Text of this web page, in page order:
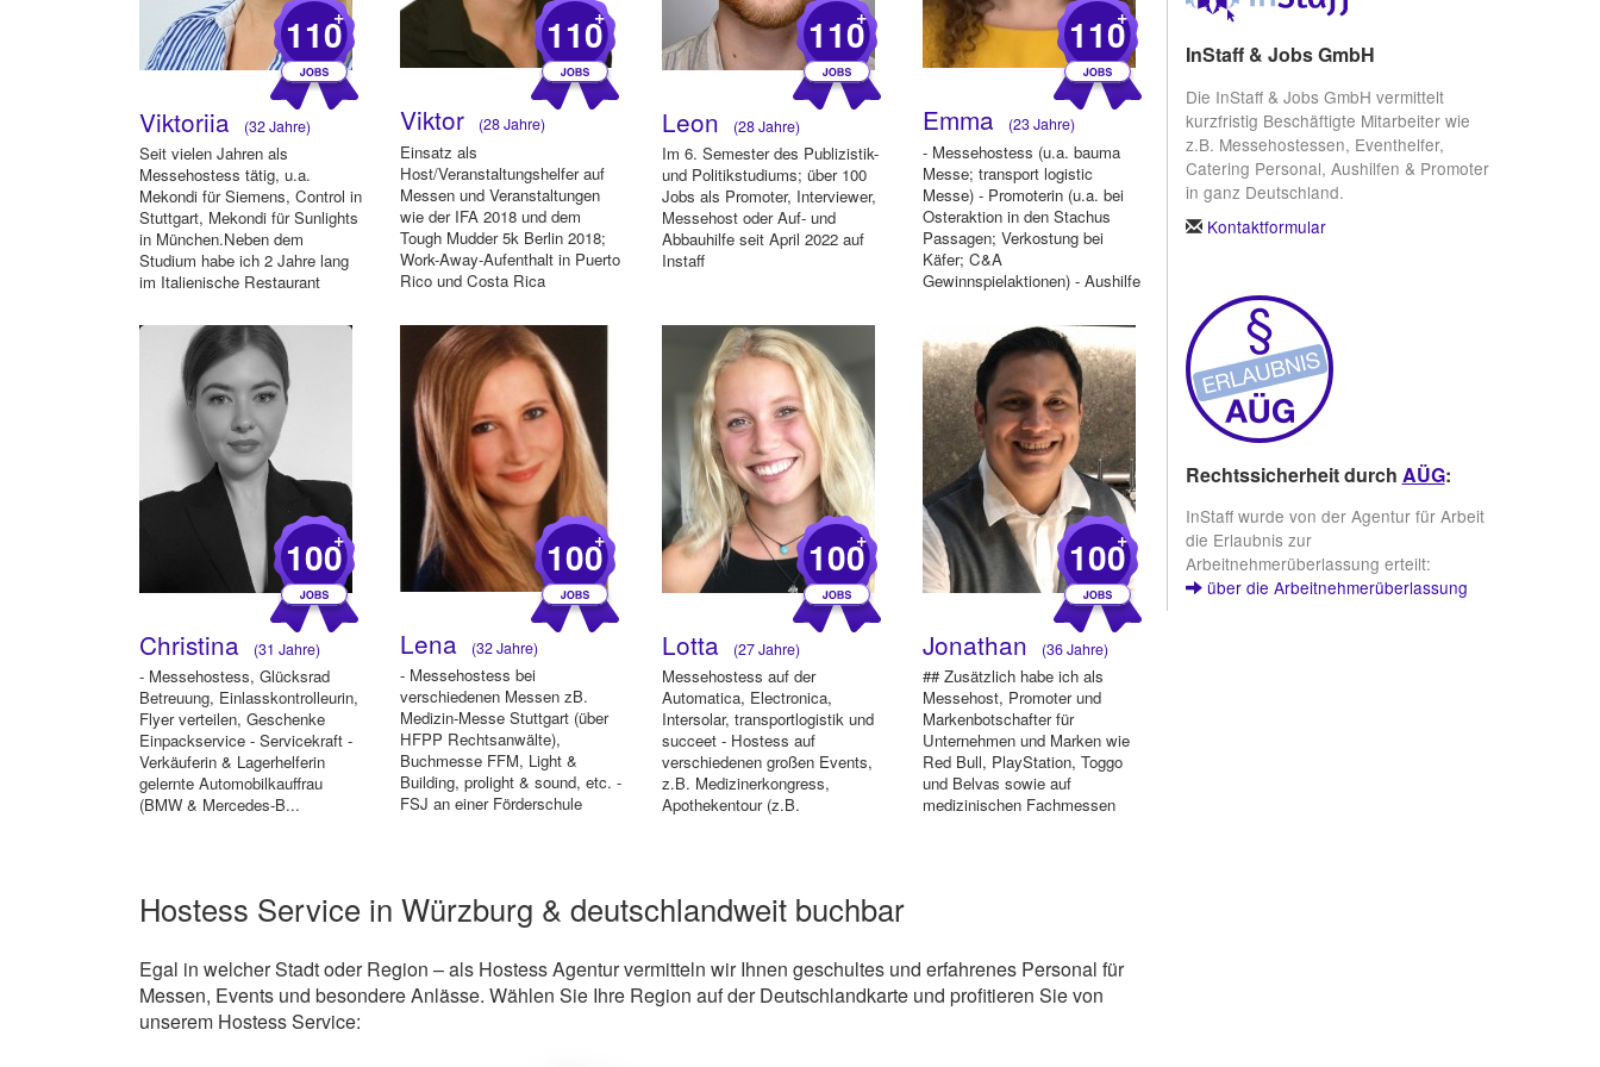
110
+
Viktoriia (32 Jahre)
Seit vielen Jahren als
Messehostess tätig, u.a.
Mekondi für Siemens, Control in
Stuttgart, Mekondi für Sunlights
in München.Neben dem
Studium habe ich 2 Jahre lang
im Italienische Restaurant
110
+
Viktor (28 Jahre)
Einsatz als
Host/Veranstaltungshelfer auf
Messen und Veranstaltungen
wie der IFA 2018 und dem
Tough Mudder 5k Berlin 2018;
Work-Away-Aufenthalt in Puerto
Rico und Costa Rica
110
+
Leon (28 Jahre)
Im 6. Semester des Publizistik-
und Politikstudiums; über 100
Jobs als Promoter, Interviewer,
Messehost oder Auf- und
Abbauhilfe seit April 2022 auf
Instaff
110
+
Emma (23 Jahre)
- Messehostess (u.a. bauma
Messe; transport logistic
Messe) - Promoterin (u.a. bei
Osteraktion in den Stachus
Passagen; Verkostung bei
Käfer; C&A
Gewinnspielaktionen) - Aushilfe
100
+
Christina (31 Jahre)
- Messehostess, Glücksrad
Betreuung, Einlasskontrolleurin,
Flyer verteilen, Geschenke
Einpackservice - Servicekraft -
Verkäuferin & Lagerhelferin
gelernte Automobilkauffrau
(BMW & Mercedes-B...
100
+
Lena (32 Jahre)
- Messehostess bei
verschiedenen Messen zB.
Medizin-Messe Stuttgart (über
HFPP Rechtsanwälte),
Buchmesse FFM, Light &
Building, prolight & sound, etc. -
FSJ an einer Förderschule
100
+
Lotta (27 Jahre)
Messehostess auf der
Automatica, Electronica,
Intersolar, transportlogistik und
succeet - Hostess auf
verschiedenen großen Events,
z.B. Medizinerkongress,
Apothekentour (z.B.
100
+
Jonathan (36 Jahre)
## Zusätzlich habe ich als
Messehost, Promoter und
Markenbotschafter für
Unternehmen und Marken wie
Red Bull, PlayStation, Toggo
und Belvas sowie auf
medizinischen Fachmessen
Hostess Service in Würzburg & deutschlandweit buchbar
Egal in welcher Stadt oder Region – als Hostess Agentur vermitteln wir Ihnen geschultes und erfahrenes Personal für
Messen, Events und besondere Anlässe. Wählen Sie Ihre Region auf der Deutschlandkarte und profitieren Sie von
unserem Hostess Service:
InStaff & Jobs GmbH
Die InStaff & Jobs GmbH vermittelt
kurzfristig Beschäftigte Mitarbeiter wie
z.B. Messehostessen, Eventhelfer,
Catering Personal, Aushilfen & Promoter
in ganz Deutschland.
Kontaktformular
Rechtssicherheit durch AÜG:
InStaff wurde von der Agentur für Arbeit
die Erlaubnis zur
Arbeitnehmerüberlassung erteilt:
über die Arbeitnehmerüberlassung